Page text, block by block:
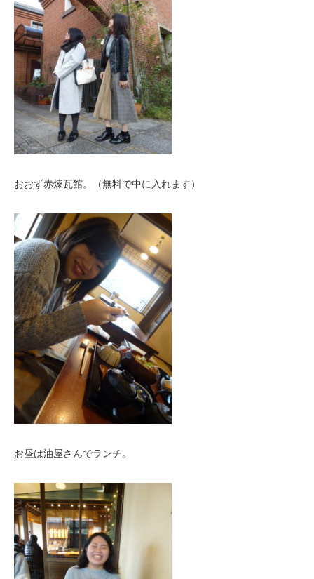
おおず赤煉瓦館。（無料で中に入れます）
お昼は油屋さんでランチ。